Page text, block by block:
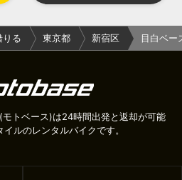
りる 東京都 新宿区 目白ベー
トベース)は24時間出発と返却が可能
ルのレンタルバイクです。